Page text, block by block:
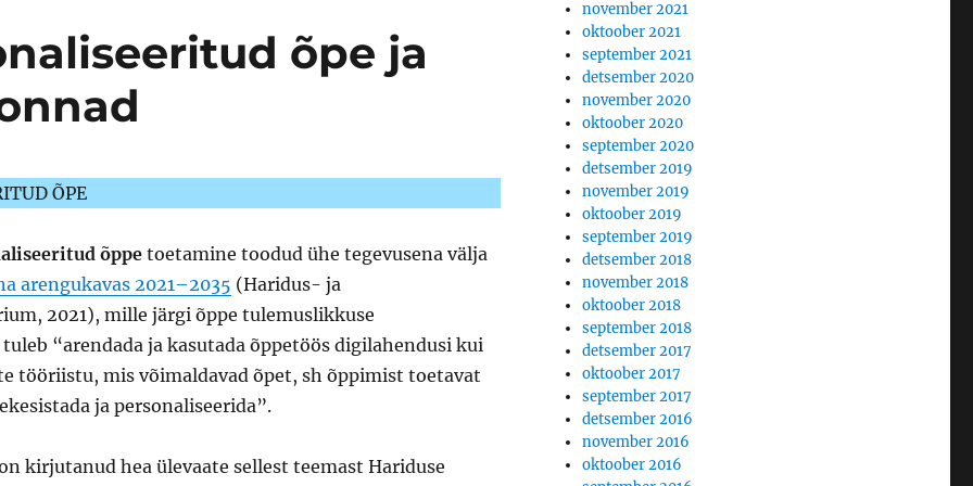
õpe ja
ÕPE
õppetoetamine toodud ühe tegevusena välja
arengukavas 2021–2035 (Haridus- ja
2021), mille järgi õppe tulemuslikkuse
“arendada ja kasutada õppetöös digilahendusi kui
tööriistu, mis võimaldavad õpet, sh õppimist toetavat
ja personaliseerida”.
kirjutanud hea ülevaate sellest teemast Hariduse
november 2021
oktoober 2021
september 2021
detsember 2020
november 2020
oktoober 2020
september 2020
detsember 2019
november 2019
oktoober 2019
september 2019
detsember 2018
november 2018
oktoober 2018
september 2018
detsember 2017
oktoober 2017
september 2017
detsember 2016
november 2016
oktoober 2016